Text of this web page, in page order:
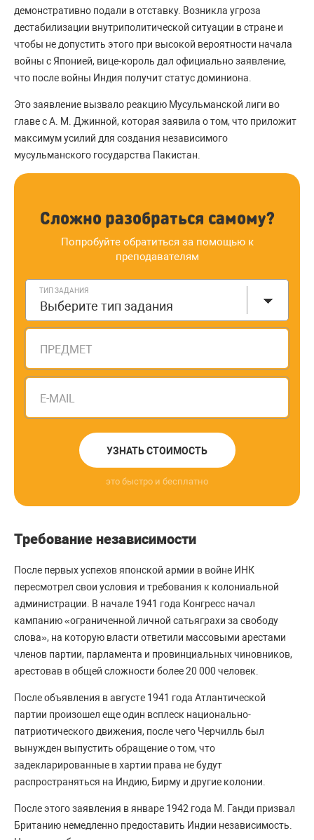
демонстративно подали в отставку. Возникла угроза
дестабилизации внутриполитической ситуации в стране и
чтобы не допустить этого при высокой вероятности начала
войны с Японией, вице-король дал официально заявление,
что после войны Индия получит статус доминиона.
Это заявление вызвало реакцию Мусульманской лиги во
главе с А. М. Джинной, которая заявила о том, что приложит
максимум усилий для создания независимого
мусульманского государства Пакистан.
Сложно разобраться самому?
Попробуйте обратиться за помощью к
преподавателям
ТИП ЗАДАНИЯ
Выберите тип задания
ПРЕДМЕТ
E-MAIL
УЗНАТЬ СТОИМОСТЬ
это быстро и бесплатно
Требование независимости
После первых успехов японской армии в войне ИНК
пересмотрел свои условия и требования к колониальной
администрации. В начале 1941 года Конгресс начал
кампанию «ограниченной личной сатьяграхи за свободу
слова», на которую власти ответили массовыми арестами
членов партии, парламента и провинциальных чиновников,
арестовав в общей сложности более 20 000 человек.
После объявления в августе 1941 года Атлантической
партии произошел еще один всплеск национально-
патриотического движения, после чего Черчилль был
вынужден выпустить обращение о том, что
задекларированные в хартии права не будут
распространяться на Индию, Бирму и другие колонии.
После этого заявления в январе 1942 года М. Ганди призвал
Британию немедленно предоставить Индии независимость.